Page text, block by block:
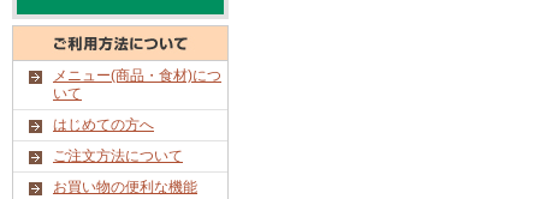
メニュー(商品・食材)につ
いて
はじめての方へ
ご注文方法について
お買い物の便利な機能